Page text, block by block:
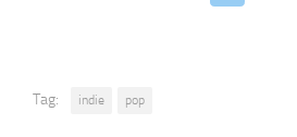
Tag: indie pop